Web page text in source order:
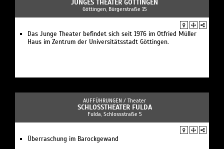
JUNGES THEATER GÖTTINGEN
Göttingen, Bürgerstraße 15
Das Junge Theater befindet sich seit 1976 im Otfried Müller
Haus im Zentrum der Universitätsstadt Göttingen.
AUFFÜHRUNGEN / Theater
SCHLOSSTHEATER FULDA
Fulda, Schlossstraße 5
Überraschung im Barockgewand